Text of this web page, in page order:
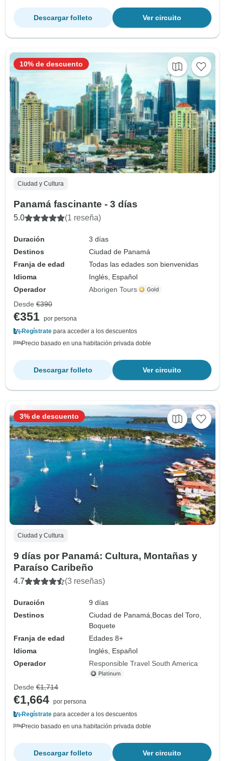
Ver circuito
Descargar folleto
Ciudad y Cultura
Panamá fascinante - 3 días
5.0 (1 reseña)
Duración
3 días
Destinos
Ciudad de Panamá
Franja de edad
Todas las edades son bienvenidas
Idioma
Inglés, Español
Operador
Aborigen Tours
10% de descuento
Desde €390
€351 por persona
Regístrate para acceder a los descuentos
Precio basado en una habitación privada doble
Ver circuito
Descargar folleto
Ciudad y Cultura
9 días por Panamá: Cultura, Montañas y
Paraíso Caribeño
4.7 (3 reseñas)
Duración
9 días
Destinos
Ciudad de Panamá, Bocas del Toro,
Boquete
Franja de edad
Edades 8+
Idioma
Inglés, Español
Operador
Responsible Travel South America
3% de descuento
Desde €1,714
€1,664 por persona
Regístrate para acceder a los descuentos
Precio basado en una habitación privada doble
Ver circuito
Descargar folleto